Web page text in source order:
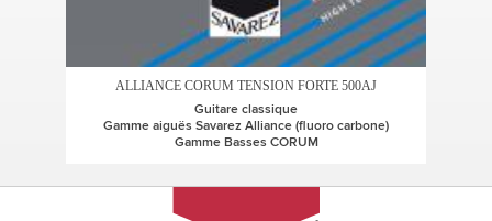
ALLIANCE CORUM TENSION FORTE 500AJ
Guitare classique
Gamme aiguës Savarez Alliance (fluoro carbone)
Gamme Basses CORUM